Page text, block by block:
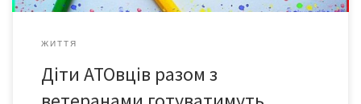
ЖИТТЯ
Діти АТОвців разом з